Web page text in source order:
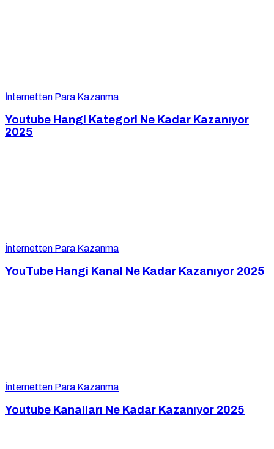
İnternetten Para Kazanma
Youtube Hangi Kategori Ne Kadar Kazanıyor
2025
İnternetten Para Kazanma
YouTube Hangi Kanal Ne Kadar Kazanıyor 2025
İnternetten Para Kazanma
Youtube Kanalları Ne Kadar Kazanıyor 2025